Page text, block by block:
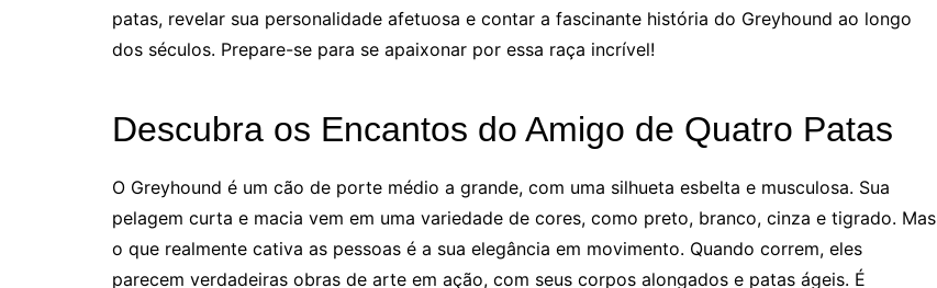
patas, revelar sua personalidade afetuosa e contar a fascinante história do Greyhound ao longo
dos séculos. Prepare-se para se apaixonar por essa raça incrível!
Descubra os Encantos do Amigo de Quatro Patas
O Greyhound é um cão de porte médio a grande, com uma silhueta esbelta e musculosa. Sua
pelagem curta e macia vem em uma variedade de cores, como preto, branco, cinza e tigrado. Mas
o que realmente cativa as pessoas é a sua elegância em movimento. Quando correm, eles
parecem verdadeiras obras de arte em ação, com seus corpos alongados e patas ágeis. É